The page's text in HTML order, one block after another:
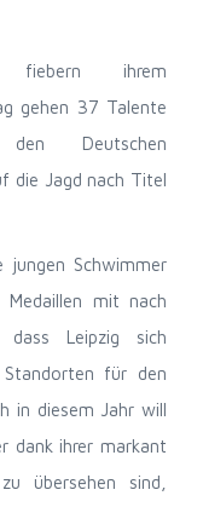
fiebern ihrem
gehen 37 Talente
Deutschen
die Jagd nach Titel
jungen Schwimmer
mit nach
Leipzig sich
für den
in diesem Jahr will
dank ihrer markant
übersehen sind,